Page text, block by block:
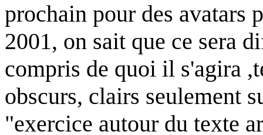
prochain pour des avatars
2001, on sait que ce sera
compris de quoi il s'agira
obscurs, clairs seulement
"exercice autour du texte